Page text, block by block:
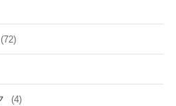
(72)
(4)